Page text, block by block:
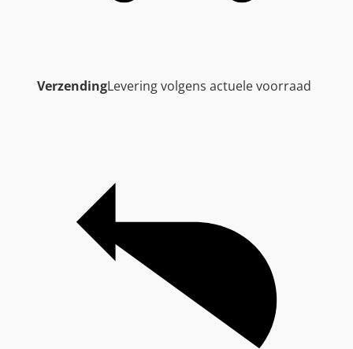
VerzendingLevering volgens actuele voorraad